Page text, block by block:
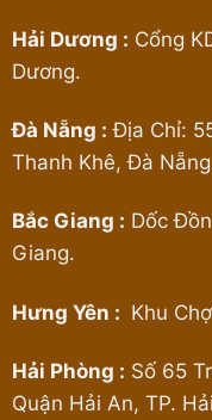
Hải Dương : Cổng
Dương.
Đà Nẵng : Địa Chỉ:
Thanh Khê, Đà
Bắc Giang : Dốc
Giang.
Hưng Yên : Khu
Hải Phòng : Số 65
Quận Hải An, TP.